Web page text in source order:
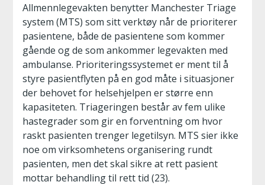
Allmennlegevakten benytter Manchester Triage
system (MTS) som sitt verktøy når de prioriterer
pasientene, både de pasientene som kommer
gående og de som ankommer legevakten med
ambulanse. Prioriteringssystemet er ment til å
styre pasientflyten på en god måte i situasjoner
der behovet for helsehjelpen er større enn
kapasiteten. Triageringen består av fem ulike
hastegrader som gir en forventning om hvor
raskt pasienten trenger legetilsyn. MTS sier ikke
noe om virksomhetens organisering rundt
pasienten, men det skal sikre at rett pasient
mottar behandling til rett tid (23).